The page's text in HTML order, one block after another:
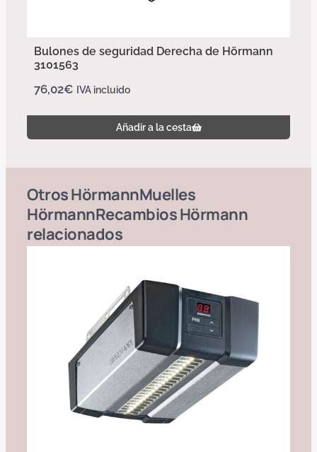
Bulones de seguridad Derecha de Hörmann
3101563
76,02€ IVA incluido
Añadir a la cesta
OtrosHörmannMuelles
HörmannRecambios Hörmann
relacionados